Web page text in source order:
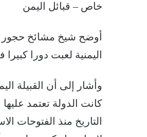
خاص – قبائل اليمن
أوضح شيخ مشائخ حجور
اليمنية لعبت دورا
وأشار إلى أن القبيلة
كانت الدولة تعتمد
التاريخ منذ الفتوحات